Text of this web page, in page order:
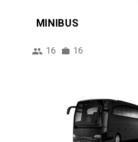
MINIBUS
16 16